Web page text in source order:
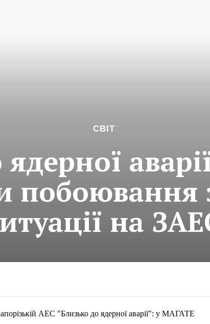
СВІТ
побоювання
на
АЕС "Близько до ядерної аварії": у МАГАТЕ